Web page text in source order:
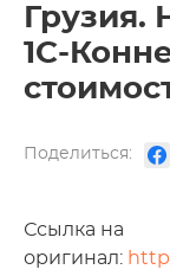
Грузия.
1С-
Поделиться:
Ссылка на
оригинал: